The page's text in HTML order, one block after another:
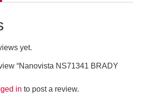
yet.
“Nanovista NS71341 BRADY
in to post a review.